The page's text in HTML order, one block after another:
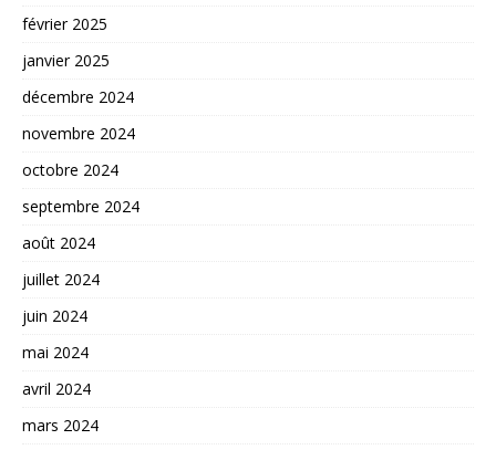
février 2025
janvier 2025
décembre 2024
novembre 2024
octobre 2024
septembre 2024
août 2024
juillet 2024
juin 2024
mai 2024
avril 2024
mars 2024